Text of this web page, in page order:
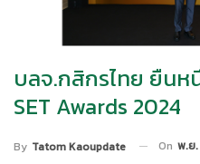
บลจ.กสิกรไทย ยืนห
SET Awards 2024
By Tatom Kaoupdate On พ.ย.